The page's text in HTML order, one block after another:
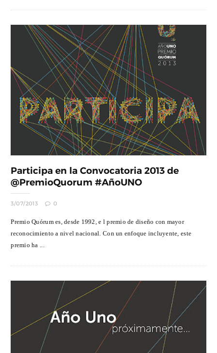
Participa en la Convocatoria 2013 de
@PremioQuorum #AñoUNO
3/07/2013 0
Premio Quórum es, desde 1992, e l premio de diseño con mayor
reconocimiento a nivel nacional. Con un enfoque incluyente, este
premio ha ...